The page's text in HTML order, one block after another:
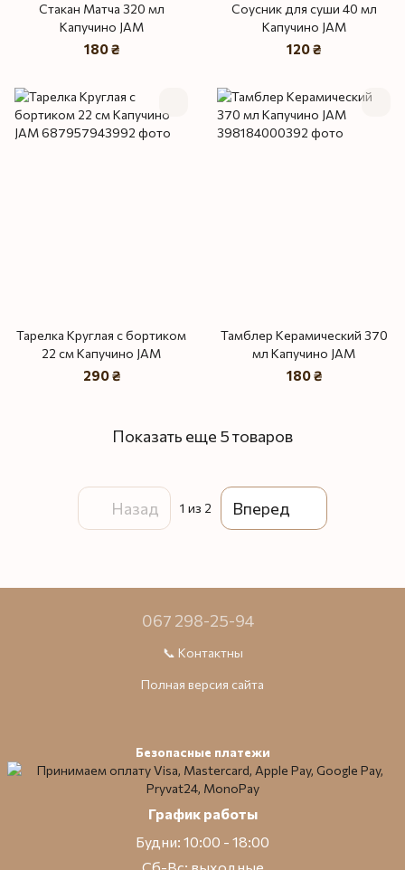
Стакан Матча 320 мл
Капучино JAM
180 ₴
Соусник для суши 40 мл
Капучино JAM
120 ₴
Тарелка Круглая с бортиком
22 см Капучино JAM
290 ₴
Тамблер Керамический 370
мл Капучино JAM
180 ₴
Показать еще 5 товаров
Назад 1 из 2 Вперед
067 298-25-94
📞 Контактны
Полная версия сайта
Безопасные платежи
График работы
Будни: 10:00 - 18:00